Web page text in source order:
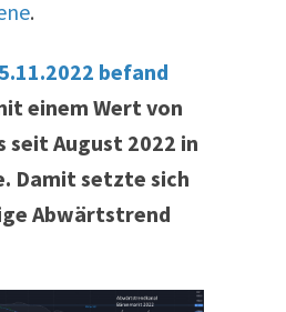
.
befand
einem Wert von
seit August 2022 in
Damit setzte sich
Abwärtstrend